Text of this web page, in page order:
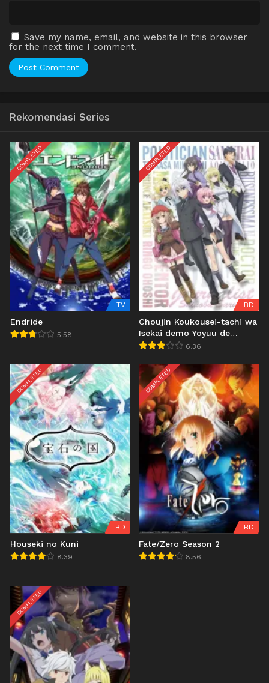
Save my name, email, and website in this browser
for the next time I comment.
Rekomendasi Series
COMPLETED
TV
Endride
5.58
COMPLETED
BD
Choujin Koukousei-tachi wa
Isekai demo Yoyuu de
Ikinuku you desu!
6.36
COMPLETED
BD
Houseki no Kuni
8.39
COMPLETED
BD
Fate/Zero Season 2
8.56
COMPLETED